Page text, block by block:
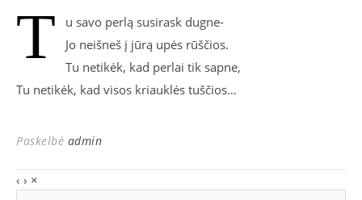
T
u savo perlą susirask dugne-
Jo neišneš į jūrą upės rūščios.
Tu netikėk, kad perlai tik sapne,
Tu netikėk, kad visos kriauklės tuščios…
Paskelbė admin
‹ › ×